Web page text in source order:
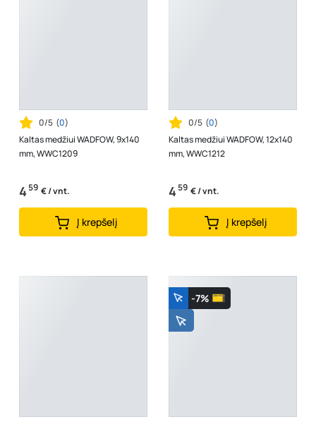
0/5 (0)
Kaltas medžiui WADFOW, 9x140
mm, WWC1209
459 € / vnt.
Į krepšelį
0/5 (0)
Kaltas medžiui WADFOW, 12x140
mm, WWC1212
459 € / vnt.
Į krepšelį
-7%